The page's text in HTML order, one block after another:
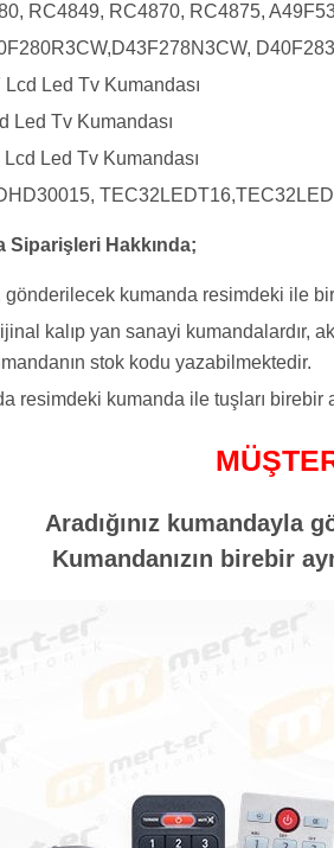
RC4849, RC4870, RC4875,
Led Tv Kumandası
Led Tv Kumandası
Led Tv Kumandası
Siparişleri Hakkında;
kumanda resimdeki ile
kalıp yan sanayi kumandalardır,
stok kodu yazabilmektedir.
kumanda ile tuşları birebir
Aradığınız kumandayla
Kumandanızın birebir